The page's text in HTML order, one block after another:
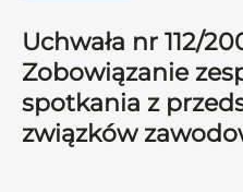
Uchwała nr 112/
Zobowiązanie
spotkania z
związków